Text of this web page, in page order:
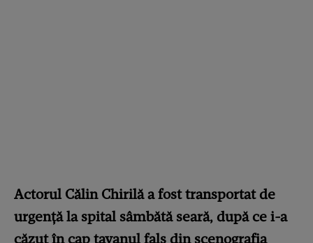
Actorul Călin Chirilă a fost transportat de
urgență la spital sâmbătă seară, după ce i-a
căzut în cap tavanul fals din scenografia